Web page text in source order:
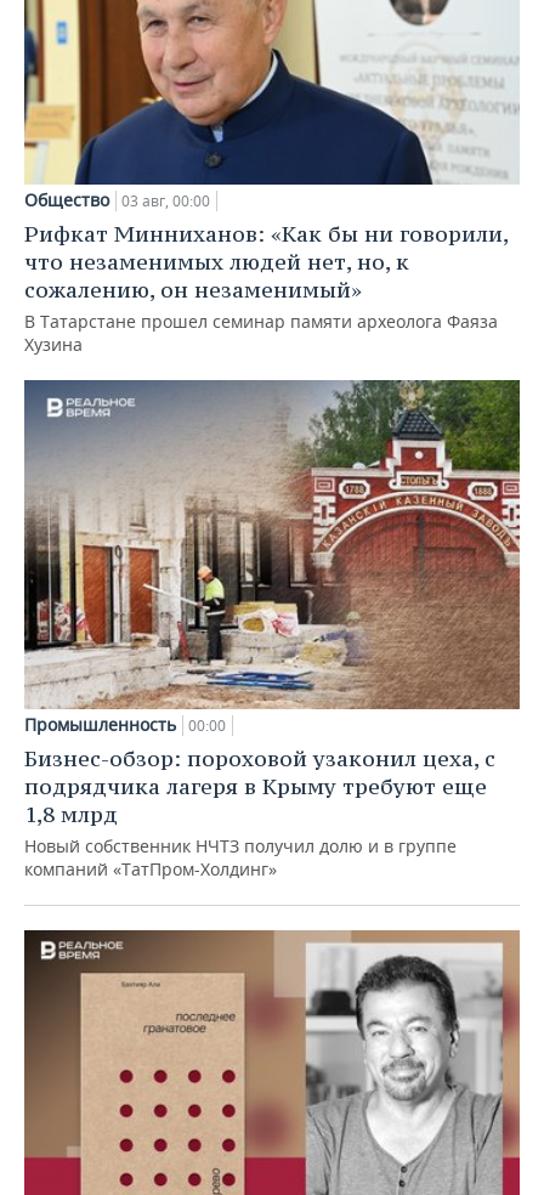
Общество 03 авг, 00:00
Рифкат Минниханов: «Как бы ни говорили,
что незаменимых людей нет, но, к
сожалению, он незаменимый»
В Татарстане прошел семинар памяти археолога Фаяза
Хузина
Промышленность 00:00
Бизнес-обзор: пороховой узаконил цеха, с
подрядчика лагеря в Крыму требуют еще
1,8 млрд
Новый собственник НЧТЗ получил долю и в группе
компаний «ТатПром-Холдинг»